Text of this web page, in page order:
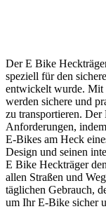
Der E Bike
speziell für den
entwickelt wurde. Mit
werden sichere und
zu transportieren.
Anforderungen,
E-Bikes am Heck
Design und seinen
E Bike Heckträger
allen Straßen und
täglichen Gebrauch,
um Ihr E-Bike sicher